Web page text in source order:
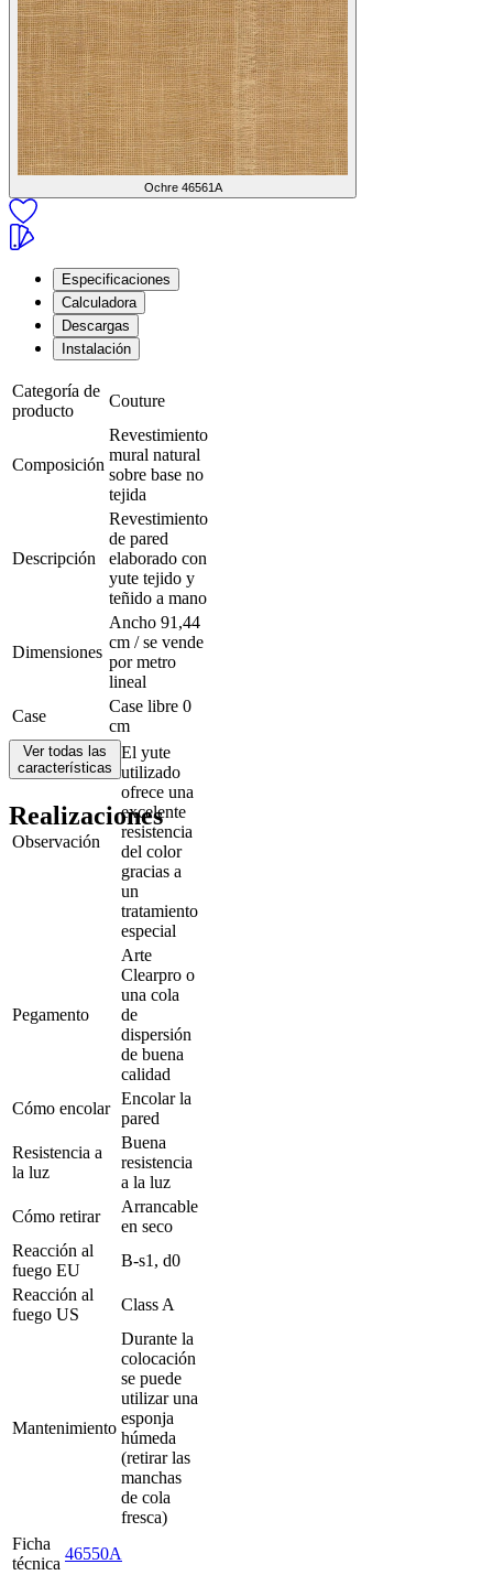
Ochre 46561A
Especificaciones
Calculadora
Descargas
Instalación
Categoría de
producto
Couture
Composición
Revestimiento
mural natural
sobre base no
tejida
Descripción
Revestimiento
de pared
elaborado con
yute tejido y
teñido a mano
Dimensiones
Ancho 91,44
cm / se vende
por metro
lineal
Case
Case libre 0
cm
Observación
El yute
utilizado
ofrece una
excelente
resistencia
del color
gracias a
un
tratamiento
especial
Pegamento
Arte
Clearpro o
una cola
de
dispersión
de buena
calidad
Cómo encolar
Encolar la
pared
Resistencia a
la luz
Buena
resistencia
a la luz
Cómo retirar
Arrancable
en seco
Reacción al
fuego EU
B-s1, d0
Reacción al
fuego US
Class A
Mantenimiento
Durante la
colocación
se puede
utilizar una
esponja
húmeda
(retirar las
manchas
de cola
fresca)
Ficha
técnica
46550A
Ver todas las
características
Realizaciones